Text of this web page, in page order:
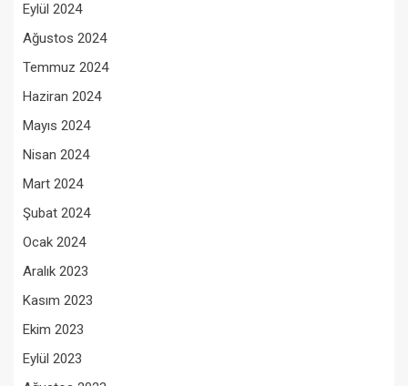
Eylül 2024
Ağustos 2024
Temmuz 2024
Haziran 2024
Mayıs 2024
Nisan 2024
Mart 2024
Şubat 2024
Ocak 2024
Aralık 2023
Kasım 2023
Ekim 2023
Eylül 2023